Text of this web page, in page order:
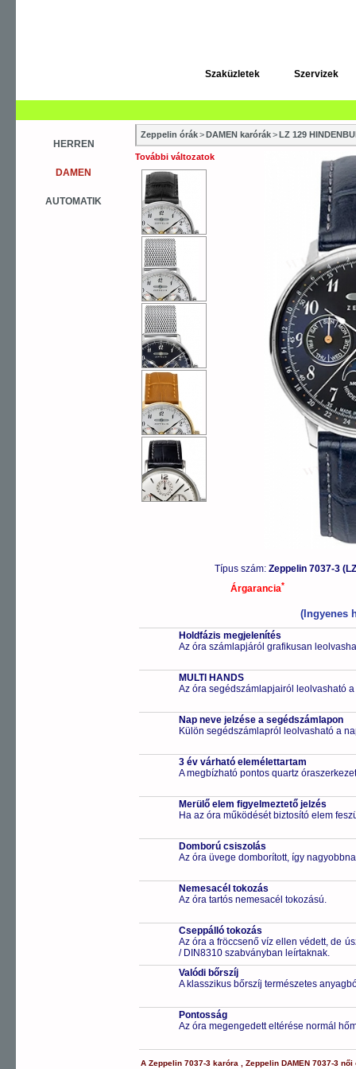
Szaküzletek Szervizek
HERREN
DAMEN
AUTOMATIK
Zeppelin órák>DAMEN karórák>LZ 129
További változatok
Típus szám: Zeppelin 7037-3
Árgarancia*
(Ingyenes
Holdfázis megjelenítés
Az óra számlapjáról grafikusan
MULTI HANDS
Az óra segédszámlapjairól leolvasható
Nap neve jelzése a segédszámlapon
Külön segédszámlapról leolvasható a
3 év várható elemélettartam
A megbízható pontos quartz
Merülő elem figyelmeztető jelzés
Ha az óra működését biztosító elem
Domború csiszolás
Az óra üvege domborított, így
Nemesacél tokozás
Az óra tartós nemesacél tokozású.
Cseppálló tokozás
Az óra a fröccsenő víz ellen védett, de
/ DIN8310 szabványban leírtaknak.
Valódi bőrszíj
A klasszikus bőrszíj természetes
Pontosság
Az óra megengedett eltérése normál
AZeppelin 7037-3 karóra ,Zeppelin DAMEN 7037-3 női